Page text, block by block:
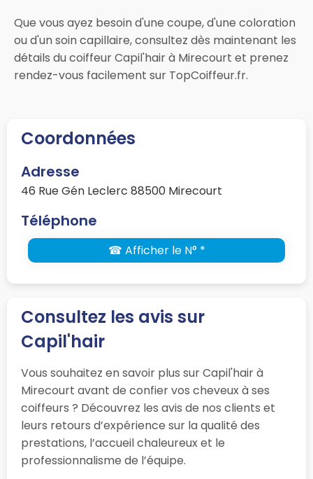
Que vous ayez besoin d'une coupe, d'une coloration
ou d'un soin capillaire, consultez dès maintenant les
détails du coiffeur Capil'hair à Mirecourt et prenez
rendez-vous facilement sur TopCoiffeur.fr.
Coordonnées
Adresse
46 Rue Gén Leclerc 88500 Mirecourt
Téléphone
☎ Afficher le N° *
Consultez les avis sur
Capil'hair
Vous souhaitez en savoir plus sur Capil'hair à
Mirecourt avant de confier vos cheveux à ses
coiffeurs ? Découvrez les avis de nos clients et
leurs retours d’expérience sur la qualité des
prestations, l’accueil chaleureux et le
professionnalisme de l’équipe.